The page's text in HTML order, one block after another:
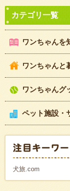
ワンちゃんを
ワンちゃんと
ワンちゃんグ
ペット施設・
犬旅.com